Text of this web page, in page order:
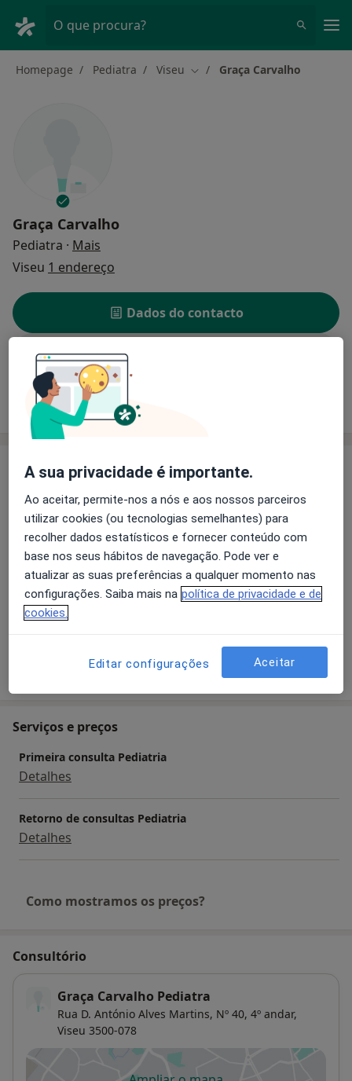
O que procura?
Homepage Pediatra Viseu Mudar de cidade
Graça Carvalho
Graça Carvalho
Pediatra · Mais
Viseu 1 endereço
Dados do contacto
Solicite um atendimento
Experiência Preços
Experiência
Pediatra.
Atividade De Prática Médica De Clínica Especializada,
em Ambulatório.
Consultório Médico particular em Viseu.
Coordenadora De Pediatria no Hospital CUF Viseu.
Doenças De Criança e Adolescentes.
Contactos: 232548362/963645983
maisSobre mim
Mostrar mais detalhessobre a experiência
Serviços e preços
Primeira consulta Pediatria
Detalhes
Retorno de consultas Pediatria
Detalhes
Como mostramos os preços?
Consultório
Graça Carvalho Pediatra
Rua D. António Alves Martins, Nº 40, 4º andar,
Viseu 3500-078
A sua privacidade é importante.
Ao aceitar, permite-nos a nós e aos nossos parceiros
utilizar cookies (ou tecnologias semelhantes) para
recolher dados estatísticos e fornecer conteúdo com
base nos seus hábitos de navegação. Pode ver e
atualizar as suas preferências a qualquer momento nas
configurações. Saiba mais na política de privacidade e de
cookies.
Editar configurações Aceitar